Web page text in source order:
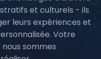
et culturels - ils
leurs expériences et
Votre
sommes